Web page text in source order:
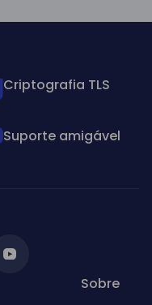
Criptografia TLS
Suporte amigável
Sobre